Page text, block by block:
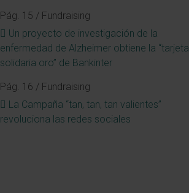
Pág. 15 / Fundraising
Un proyecto de investigación de la
enfermedad de Alzheimer obtiene la “tarjeta
solidaria oro” de Bankinter
Pág. 16 / Fundraising
La Campaña “tan, tan, tan valientes”
revoluciona las redes sociales